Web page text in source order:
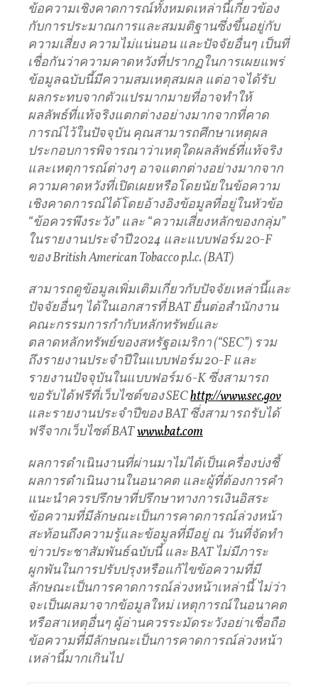
ข้อความเชิงคาดการณ์ทั้งหมดเหล่านี้เกี่ยวข้อง
กับการประมาณการและสมมติฐานซึ่งขึ้นอยู่กับ
ความเสี่ยง ความไม่แน่นอน และปัจจัยอื่นๆ เป็นที่
เชื่อกันว่าความคาดหวังที่ปรากฏในการเผยแพร่
ข้อมูลฉบับนี้มีความสมเหตุสมผล แต่อาจได้รับ
ผลกระทบจากตัวแปรมากมายที่อาจทำให้
ผลลัพธ์ที่แท้จริงแตกต่างอย่างมากจากที่คาด
การณ์ไว้ในปัจจุบัน คุณสามารถศึกษาเหตุผล
ประกอบการพิจารณาว่าเหตุใดผลลัพธ์ที่แท้จริง
และเหตุการณ์ต่างๆ อาจแตกต่างอย่างมากจาก
ความคาดหวังที่เปิดเผยหรือโดยนัยในข้อความ
เชิงคาดการณ์ได้โดยอ้างอิงข้อมูลที่อยู่ในหัวข้อ
“ข้อควรพึงระวัง”และ “ความเสี่ยงหลักของกลุ่ม”
ในรายงานประจำปี2024 และแบบฟอร์ม20-F
ของBritish American Tobacco p.l.c. (BAT)
สามารถดูข้อมูลเพิ่มเติมเกี่ยวกับปัจจัยเหล่านี้และ
ปัจจัยอื่นๆ ได้ในเอกสารที่BATยื่นต่อสำนักงาน
คณะกรรมการกำกับหลักทรัพย์และ
ตลาดหลักทรัพย์ของสหรัฐอเมริกา(“SEC”) รวม
ถึงรายงานประจำปีในแบบฟอร์ม20-Fและ
รายงานปัจจุบันในแบบฟอร์ม6-Kซึ่งสามารถ
ขอรับได้ฟรีที่เว็บไซต์ของSEChttp://www.sec.gov
และรายงานประจำปีของBATซึ่งสามารถรับได้
ฟรีจากเว็บไซต์BATwww.bat.com
ผลการดำเนินงานที่ผ่านมาไม่ได้เป็นเครื่องบ่งชี้
ผลการดำเนินงานในอนาคต และผู้ที่ต้องการคำ
แนะนำควรปรึกษาที่ปรึกษาทางการเงินอิสระ
ข้อความที่มีลักษณะเป็นการคาดการณ์ล่วงหน้า
สะท้อนถึงความรู้และข้อมูลที่มีอยู่ ณ วันที่จัดทำ
ข่าวประชาสัมพันธ์ฉบับนี้ และBAT ไม่มีภาระ
ผูกพันในการปรับปรุงหรือแก้ไขข้อความที่มี
ลักษณะเป็นการคาดการณ์ล่วงหน้าเหล่านี้ ไม่ว่า
จะเป็นผลมาจากข้อมูลใหม่ เหตุการณ์ในอนาคต
หรือสาเหตุอื่นๆ ผู้อ่านควรระมัดระวังอย่าเชื่อถือ
ข้อความที่มีลักษณะเป็นการคาดการณ์ล่วงหน้า
เหล่านี้มากเกินไป